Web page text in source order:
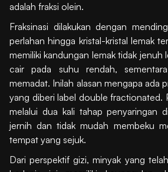
adalah fraksi olein.
Fraksinasi dilakukan dengan
perlahan hingga kristal-kristal lemak
memiliki kandungan lemak tidak jenuh
cair pada suhu rendah,
memadat. Inilah alasan mengapa ada
yang diberi label double fractionated.
melalui dua kali tahap penyaringan
jernih dan tidak mudah membeku
tempat yang sejuk.
Dari perspektif gizi, minyak yang